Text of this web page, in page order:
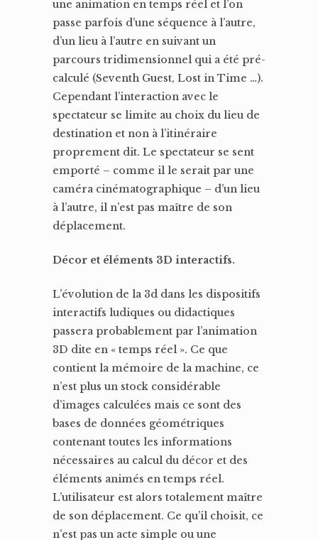
une animation en temps réel et l’on
passe parfois d’une séquence à l’autre,
d’un lieu à l’autre en suivant un
parcours tridimensionnel qui a été pré-
calculé (Seventh Guest, Lost in Time …).
Cependant l’interaction avec le
spectateur se limite au choix du lieu de
destination et non à l’itinéraire
proprement dit. Le spectateur se sent
emporté – comme il le serait par une
caméra cinématographique – d’un lieu
à l’autre, il n’est pas maître de son
déplacement.
Décor et éléments 3D interactifs.
L’évolution de la 3d dans les dispositifs
interactifs ludiques ou didactiques
passera probablement par l’animation
3D dite en « temps réel ». Ce que
contient la mémoire de la machine, ce
n’est plus un stock considérable
d’images calculées mais ce sont des
bases de données géométriques
contenant toutes les informations
nécessaires au calcul du décor et des
éléments animés en temps réel.
L’utilisateur est alors totalement maître
de son déplacement. Ce qu’il choisit, ce
n’est pas un acte simple ou une